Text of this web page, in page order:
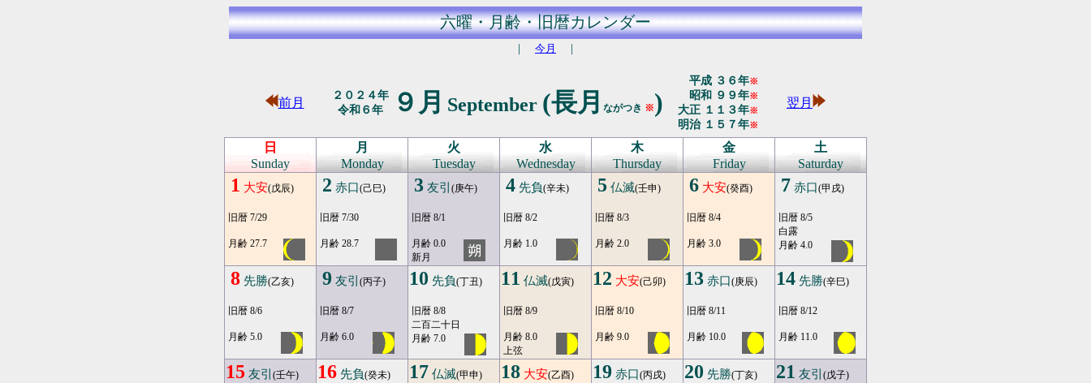
六曜・月齢・旧暦カレンダー
｜ 今月 ｜
前月
２０２４年
令和６年
９月 September (長月 ながつき ※)
平成 ３６年※
昭和 ９９年※
大正 １１３年※
明治 １５７年※
翌月
日
Sunday
月
Monday
火
Tuesday
水
Wednesday
木
Thursday
金
Friday
土
Saturday
1 大安(戊辰)
旧暦 7/29
月齢 27.7
2 赤口(己巳)
旧暦 7/30
月齢 28.7
3 友引 (庚午)
旧暦 8/1
月齢 0.0
新月
4 先負(辛未)
旧暦 8/2
月齢 1.0
5 仏滅(壬申)
旧暦 8/3
月齢 2.0
6 大安(癸酉)
旧暦 8/4
月齢 3.0
7 赤口(甲戌)
旧暦 8/5
白露
月齢 4.0
8 先勝(乙亥)
旧暦 8/6
月齢 5.0
9 友引 (丙子)
旧暦 8/7
月齢 6.0
10 先負(丁丑)
旧暦 8/8
二百二十日
月齢 7.0
11 仏滅(戊寅)
旧暦 8/9
月齢 8.0
上弦
12 大安(己卯)
旧暦 8/10
月齢 9.0
13 赤口(庚辰)
旧暦 8/11
月齢 10.0
14 先勝(辛巳)
旧暦 8/12
月齢 11.0
15 友引 (壬午) 16 先負(癸未) 17 仏滅(甲申) 18 大安(乙酉) 19 赤口(丙戌) 20 先勝(丁亥) 21 友引 (戊子)